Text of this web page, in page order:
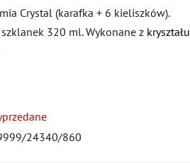
Crystal (karafka + 6 kieliszków).
320 ml. Wykonane z kryształu
24340/860